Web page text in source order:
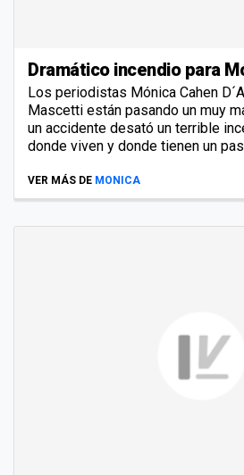
Dramático incendio para
Los periodistas Mónica Cahen
Mascetti están pasando un muy
un accidente desató un terrible
donde viven y donde tienen un
VER MÁS DE MONICA